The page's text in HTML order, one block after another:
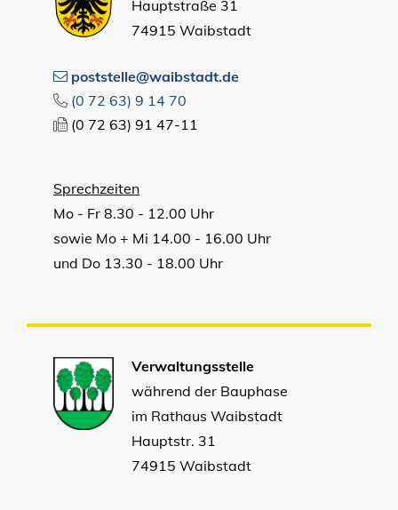
Hauptstraße 31
74915 Waibstadt
poststelle@waibstadt.de
(0 72 63) 9 14 70
(0 72 63) 91 47-11
Sprechzeiten
Mo - Fr 8.30 - 12.00 Uhr
sowie Mo + Mi 14.00 - 16.00 Uhr
und Do 13.30 - 18.00 Uhr
Verwaltungsstelle
während der Bauphase
im Rathaus Waibstadt
Hauptstr. 31
74915 Waibstadt